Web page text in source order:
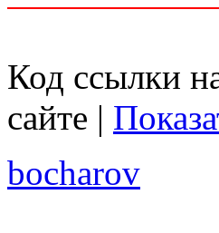
Код ссылки
сайте |
bocharov